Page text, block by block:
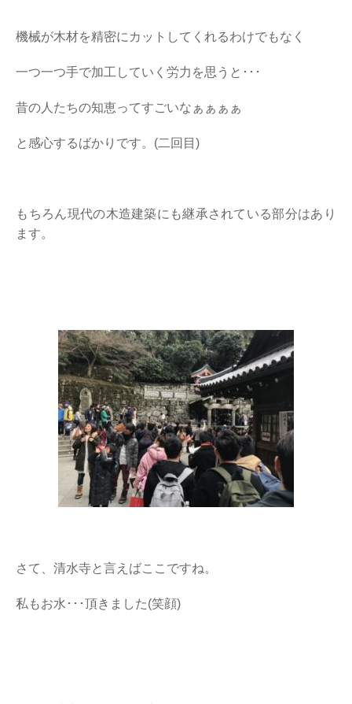
機械が木材を精密にカットしてくれるわけでもなく
一つ一つ手で加工していく労力を思うと･･･
昔の人たちの知恵ってすごいなぁぁぁぁ
と感心するばかりです。(二回目)
もちろん現代の木造建築にも継承されている部分はあり
ます。
さて、清水寺と言えばここですね。
私もお水･･･頂きました(笑顔)